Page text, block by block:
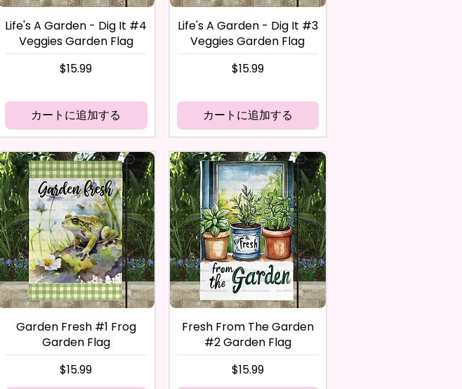
Life's A Garden - Dig It #4
Veggies Garden Flag
価格
$15.99
カートに追加する
Life's A Garden - Dig It #3
Veggies Garden Flag
価格
$15.99
カートに追加する
Garden Fresh #1 Frog
Garden Flag
価格
$15.99
Fresh From The Garden
#2 Garden Flag
価格
$15.99